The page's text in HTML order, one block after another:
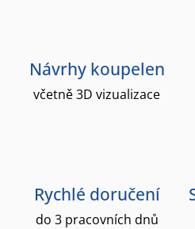
Návrhy koupelen
včetně 3D vizualizace
Rychlé doručení
do 3 pracovních dnů